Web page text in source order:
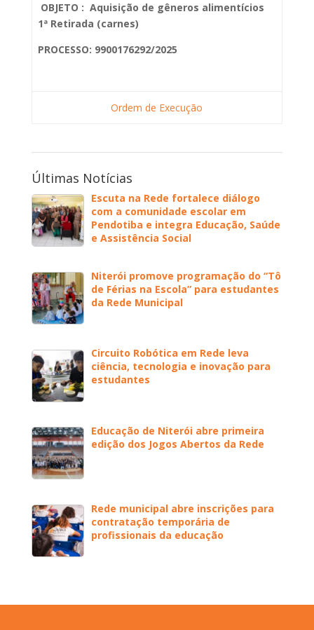
OBJETO : Aquisição de gêneros alimentícios
1ª Retirada (carnes)
PROCESSO: 9900176292/2025
Ordem de Execução
Últimas Notícias
Escuta na Rede fortalece diálogo
com a comunidade escolar em
Pendotiba e integra Educação, Saúde
e Assistência Social
Niterói promove programação do “Tô
de Férias na Escola” para estudantes
da Rede Municipal
Circuito Robótica em Rede leva
ciência, tecnologia e inovação para
estudantes
Educação de Niterói abre primeira
edição dos Jogos Abertos da Rede
Rede municipal abre inscrições para
contratação temporária de
profissionais da educação